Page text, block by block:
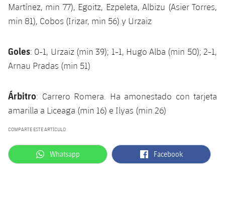
Martínez, min 77), Egoitz, Ezpeleta, Albizu (Asier Torres,
min 81), Cobos (Irizar, min 56) y Urzaiz
Goles: 0-1, Urzaiz (min 39); 1-1, Hugo Alba (min 50); 2-1,
Arnau Pradas (min 51)
Árbitro: Carrero Romera. Ha amonestado con tarjeta
amarilla a Liceaga (min 16) e Ilyas (min 26)
COMPARTE ESTE ARTÍCULO
label.aria.whatsapp
Whatsapp label.aria.facebook
Facebook